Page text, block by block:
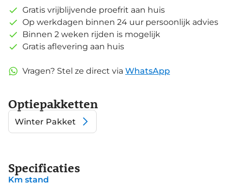
Gratis vrijblijvende proefrit aan huis
Op werkdagen binnen 24 uur persoonlijk advies
Binnen 2 weken rijden is mogelijk
Gratis aflevering aan huis
Vragen? Stel ze direct via WhatsApp
Optiepakketten
Winter Pakket
Specificaties
Km stand